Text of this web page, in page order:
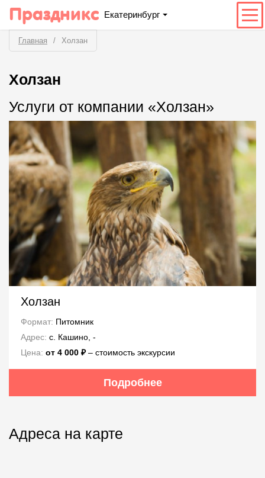
Праздникс Екатеринбург
Главная Холзан
Холзан
Услуги от компании «Холзан»
Холзан
Формат: Питомник
Адрес: с. Кашино, -
Цена: от 4 000 ₽‒ стоимость экскурсии
Подробнее
Адреса на карте